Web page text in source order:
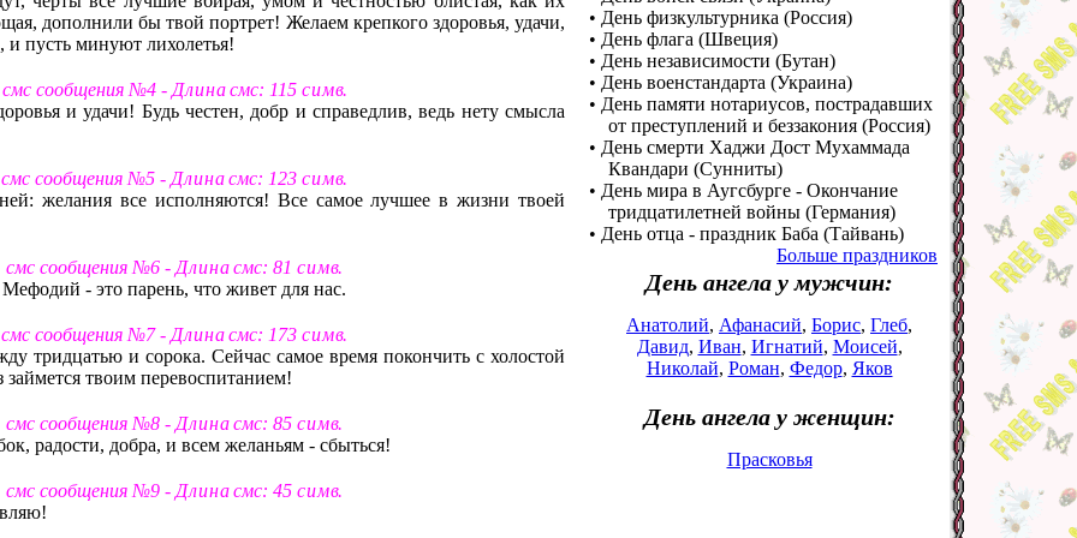
дополнили бы твой портрет! Желаем крепкого здоровья, удачи,
и пусть минуют лихолетья!
сообщения №4 - Д л и н асмс: 115 с и м в.
и удачи! Будь честен, добр и справедлив, ведь нету смысла
сообщения №5 - Д л и н асмс: 123 с и м в.
желания все исполняются! Все самое лучшее в жизни твоей
смс сообщения №6 - Д л и н асмс: 81 с и м в.
- это парень, что живет для нас.
сообщения №7 - Д л и н асмс: 173 с и м в.
тридцатью и сорока. Сейчас самое время покончить с холостой
твоим перевоспитанием!
смс сообщения №8 - Д л и н асмс: 85 с и м в.
радости, добра, и всем желаньям - сбыться!
смс сообщения №9 - Д л и н асмс: 45 с и м в.
• День физкультурника (Россия)
• День флага (Швеция)
• День независимости (Бутан)
• День военстандарта (Украина)
• День памяти нотариусов, пострадавших
от преступлений и беззакония (Россия)
• День смерти Хаджи Дост Мухаммада
Квандари (Сунниты)
• День мира в Аугсбурге - Окончание
тридцатилетней войны (Германия)
• День отца - праздник Баба (Тайвань)
Больше праздников
День ангела у мужчин:
Анатолий, Афанасий, Борис, Глеб,
Давид, Иван, Игнатий, Моисей,
Николай, Роман, Федор, Яков
День ангела у женщин:
Прасковья